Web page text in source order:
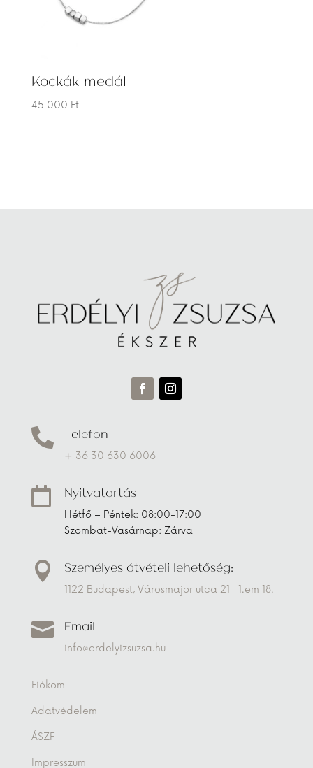
Kockák medál
45 000 Ft
 Telefon
+ 36 30 630 6006
 Nyitvatartás
Hétfő – Péntek: 08:00-17:00
Szombat-Vasárnap: Zárva
 Személyes átvételi lehetőség:
1122 Budapest, Városmajor utca 21 1.em 18.
 Email
info@erdelyizsuzsa.hu
Fiókom
Adatvédelem
ÁSZF
Impresszum